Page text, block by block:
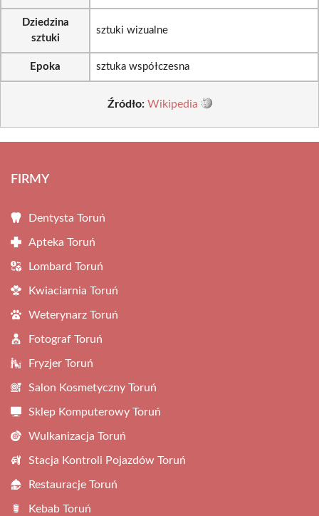
Dziedzina
sztuki
sztuki wizualne
Epoka sztuka współczesna
Źródło: Wikipedia
FIRMY
Dentysta Toruń
Apteka Toruń
Lombard Toruń
Kwiaciarnia Toruń
Weterynarz Toruń
Fotograf Toruń
Fryzjer Toruń
Salon Kosmetyczny Toruń
Sklep Komputerowy Toruń
Wulkanizacja Toruń
Stacja Kontroli Pojazdów Toruń
Restauracje Toruń
Kebab Toruń